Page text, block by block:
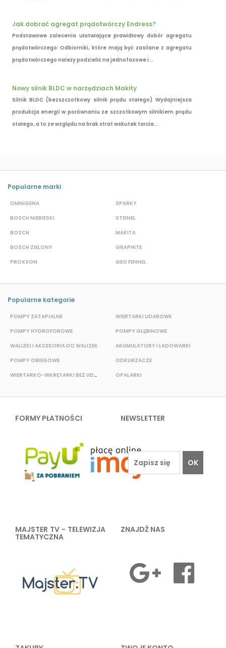
Jak dobrać agregat prądotwórczy Endress?
Podstawowe zalecenia ułatwiające prawidłowy dobór agregatu
prądotwórczego: Odbiorniki, które mają być zasilane z agregatu
prądotwórczego należy podzielić na jednofazowe i...
Nowy silnik BLDC w narzędziach Makity
Silnik BLDC (bezszczotkowy silnik prądu stałego) Wydajniejsza
produkcja energii w porównaniu ze szczotkowym silnikiem prądu
stałego, a to ze względu na brak strat wskutek tarcia...
Popularne marki
OMNIGENA
BOSCH NIEBIESKI
BOSCH
BOSCH ZIELONY
PROXXON
SPARKY
STEINEL
MAKITA
GRAPHITE
GEO FENNEL
Popularne kategorie
POMPY ZATAPIALNE
POMPY HYDROFOROWE
WALIZKI I AKCESORIA DO WALIZEK
POMPY OBIEGOWE
WIERTARKO-WKRĘTARKI BEZ UDAROWE
WIERTARKI UDAROWE
POMPY GŁĘBINOWE
AKUMULATORY I ŁADOWARKI
ODKURZACZE
OPALARKI
FORMY PŁATNOŚCI NEWSLETTER
OK
MAJSTER TV - TELEWIZJA
TEMATYCZNA
ZNAJDŹ NAS